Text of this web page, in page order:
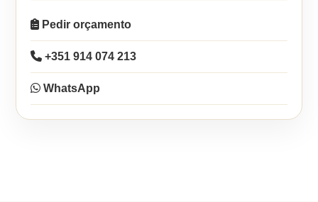
Pedir orçamento
+351 914 074 213
WhatsApp